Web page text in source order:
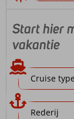
Start hier
vakantie
Cruise type
Rederij